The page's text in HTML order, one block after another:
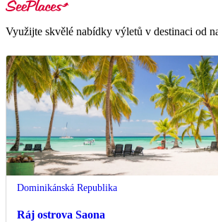
Využijte skvělé nabídky výletů v destinaci od
Dominikánská Republika
Ráj ostrova Saona